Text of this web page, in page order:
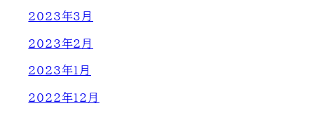
2023年3月
2023年2月
2023年1月
2022年12月